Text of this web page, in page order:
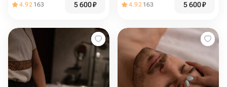
4.92 163 5 600₽ 4.92 163 5 600₽